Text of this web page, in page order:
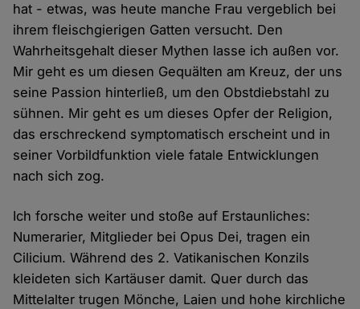
hat - etwas, was heute manche Frau vergeblich bei
ihrem fleischgierigen Gatten versucht. Den
Wahrheitsgehalt dieser Mythen lasse ich außen vor.
Mir geht es um diesen Gequälten am Kreuz, der uns
seine Passion hinterließ, um den Obstdiebstahl zu
sühnen. Mir geht es um dieses Opfer der Religion,
das erschreckend symptomatisch erscheint und in
seiner Vorbildfunktion viele fatale Entwicklungen
nach sich zog.
Ich forsche weiter und stoße auf Erstaunliches:
Numerarier, Mitglieder bei Opus Dei, tragen ein
Cilicium. Während des 2. Vatikanischen Konzils
kleideten sich Kartäuser damit. Quer durch das
Mittelalter trugen Mönche, Laien und hohe kirchliche